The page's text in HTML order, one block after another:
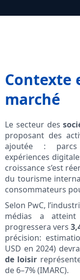
Contexte
marché
Le secteur des
proposant des
ajoutée : parcs
expériences
croissance s’est
du tourisme
consommateurs
Selon PwC,
médias a atteint
progressera vers
précision:
USD en 2024)
de loisir
de 6–7% (IMARC).